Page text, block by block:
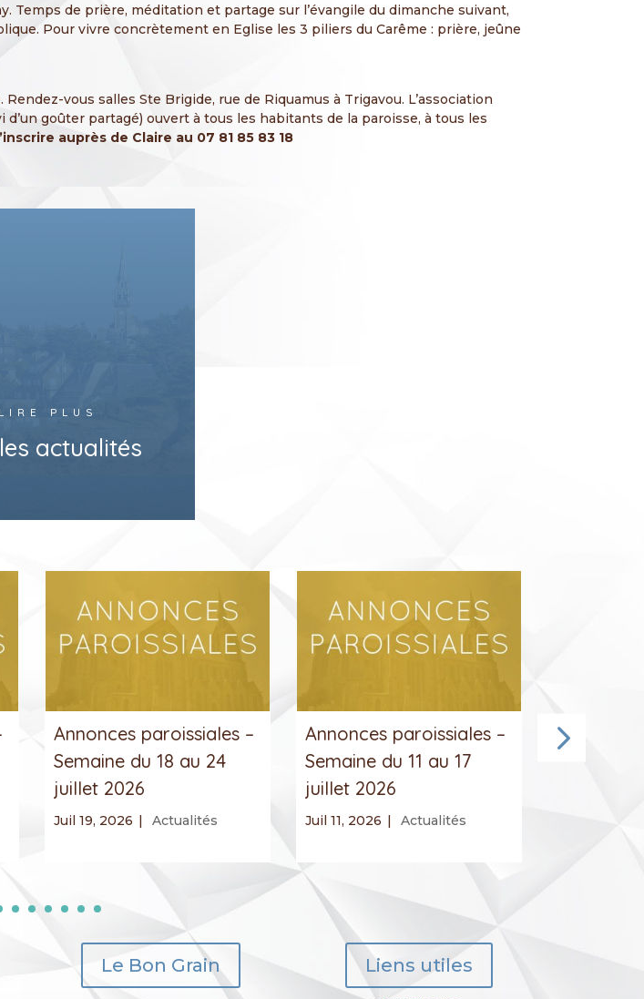
Temps de prière, méditation et partage sur l’évangile du dimanche suivant,
Pour vivre concrètement en Eglise les 3 piliers du Carême : prière, jeûne
vous salles Ste Brigide, rue de Riquamus à Trigavou. L’association
goûter partagé) ouvert à tous les habitants de la paroisse, à tous les
auprès de Claire au 07 81 85 83 18
PLUS
actualités
Annonces paroissiales –
Semaine du 18 au 24
juillet 2026
Juil 19, 2026 | Actualités
Annonces paroissiales –
Semaine du 11 au 17
juillet 2026
Juil 11, 2026 | Actualités
Le Bon Grain Liens utiles